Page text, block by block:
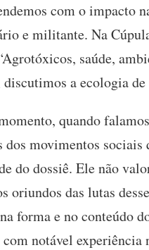
com o impacto
e militante. Na
saúde,
a ecologia de
quando
dos movimentos
do dossiê. Ele não
oriundos das lutas
forma e no conteúdo
notável experiência